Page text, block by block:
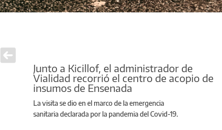
Junto a Kicillof, el administrador de
Vialidad recorrió el centro de acopio de
insumos de Ensenada
La visita se dio en el marco de la emergencia
sanitaria declarada por la pandemia del Covid-19.